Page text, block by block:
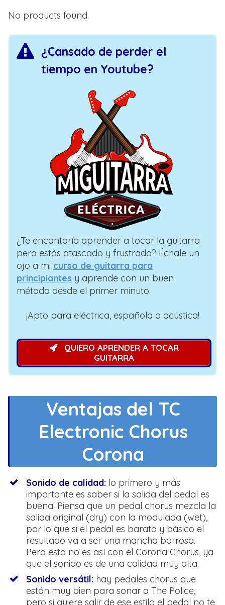
No products found.
¿Cansado de perder el
tiempo en Youtube?
¿Te encantaría aprender a tocar la guitarra
pero estás atascado y frustrado? Échale un
ojo a mi curso de guitarra para
principiantes y aprende con un buen
método desde el primer minuto.
¡Apto para eléctrica, española o acústica!
QUIERO APRENDER A TOCAR
GUITARRA
Ventajas del TC
Electronic Chorus
Corona
Sonido de calidad: lo primero y más
importante es saber si la salida del pedal es
buena. Piensa que un pedal chorus mezcla la
salida original (dry) con la modulada (wet),
por lo que si el pedal es barato y básico el
resultado va a ser una mancha borrosa.
Pero esto no es así con el Corona Chorus, ya
que el sonido es de una calidad muy alta.
Sonido versátil: hay pedales chorus que
están muy bien para sonar a The Police,
pero si quiere salir de ese estilo el pedal no te